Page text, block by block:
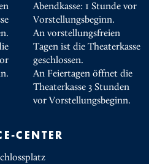
Abendkasse: 1 Stunde vor
Vorstellungsbeginn.
An vorstellungsfreien
Tagen ist die Theaterkasse
geschlossen.
An Feiertagen öffnet die
Theaterkasse 3 Stunden
vor Vorstellungsbeginn.
CENTER